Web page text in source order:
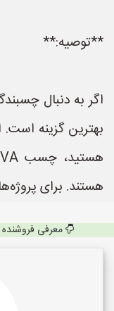
**توصیه:**
اگر به دنبال
بهترین گزینه
هستند. برای
معرفی